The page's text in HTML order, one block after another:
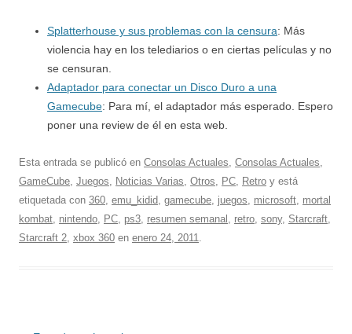
Splatterhouse y sus problemas con la censura: Más
violencia hay en los telediarios o en ciertas películas y no
se censuran.
Adaptador para conectar un Disco Duro a una
Gamecube: Para mí, el adaptador más esperado. Espero
poner una review de él en esta web.
Esta entrada se publicó en Consolas Actuales, Consolas Actuales,
GameCube, Juegos, Noticias Varias, Otros, PC, Retro y está
etiquetada con 360, emu_kidid, gamecube, juegos, microsoft, mortal
kombat, nintendo, PC, ps3, resumen semanal , retro, sony, Starcraft,
Starcraft 2, xbox 360 en enero 24, 2011.